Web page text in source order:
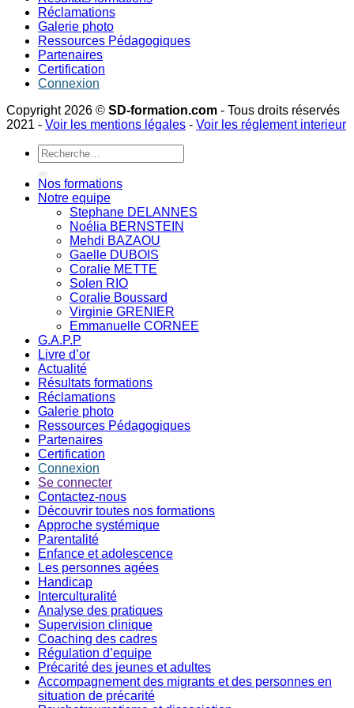
Réclamations
Galerie photo
Ressources Pédagogiques
Partenaires
Certification
Connexion
Copyright 2026 © SD-formation.com - Tous droits réservés
2021 - Voir les mentions légales - Voir les réglement interieur
Recherche
pour :
Nos formations
Notre equipe
Stephane DELANNES
Noélia BERNSTEIN
Mehdi BAZAOU
Gaelle DUBOIS
Coralie METTE
Solen RIO
Coralie Boussard
Virginie GRENIER
Emmanuelle CORNEE
G.A.P.P
Livre d’or
Actualité
Résultats formations
Réclamations
Galerie photo
Ressources Pédagogiques
Partenaires
Certification
Connexion
Se connecter
Contactez-nous
Découvrir toutes nos formations
Approche systémique
Parentalité
Enfance et adolescence
Les personnes agées
Handicap
Interculturalité
Analyse des pratiques
Supervision clinique
Coaching des cadres
Régulation d’equipe
Précarité des jeunes et adultes
Accompagnement des migrants et des personnes en
situation de précarité